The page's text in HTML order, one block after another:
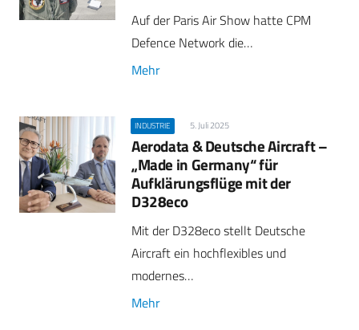
Auf der Paris Air Show hatte CPM
Defence Network die…
Mehr
INDUSTRIE 5. Juli 2025
Aerodata & Deutsche Aircraft –
„Made in Germany“ für
Aufklärungsflüge mit der
D328eco
Mit der D328eco stellt Deutsche
Aircraft ein hochflexibles und
modernes…
Mehr